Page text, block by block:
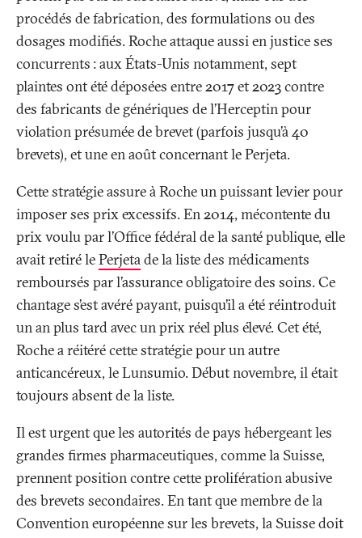
procédés de fabrication, des formulations ou des
dosages modifiés. Roche attaque aussi en justice ses
concurrents : aux États-Unis notamment, sept
plaintes ont été déposées entre 2017 et 2023 contre
des fabricants de génériques de l’Herceptin pour
violation présumée de brevet (parfois jusqu’à 40
brevets), et une en août concernant le Perjeta.
Cette stratégie assure à Roche un puissant levier pour
imposer ses prix excessifs. En 2014, mécontente du
prix voulu par l’Office fédéral de la santé publique, elle
avait retiré lePerjetade la liste des médicaments
remboursés par l’assurance obligatoire des soins. Ce
chantage s’est avéré payant, puisqu’il a été réintroduit
un an plus tard avec un prix réel plus élevé. Cet été,
Roche a réitéré cette stratégie pour un autre
anticancéreux, le Lunsumio. Début novembre, il était
toujours absent de la liste.
Il est urgent que les autorités de pays hébergeant les
grandes firmes pharmaceutiques, comme la Suisse,
prennent position contre cette prolifération abusive
des brevets secondaires. En tant que membre de la
Convention européenne sur les brevets, la Suisse doit